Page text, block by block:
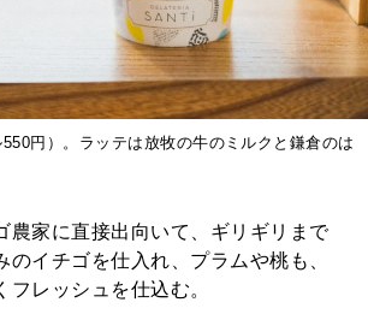
円）。ラッテは放牧の牛のミルクと鎌倉のは
農家に直接出向いて、ギリギリまで
のイチゴを仕入れ、プラムや桃も、
フレッシュを仕込む。